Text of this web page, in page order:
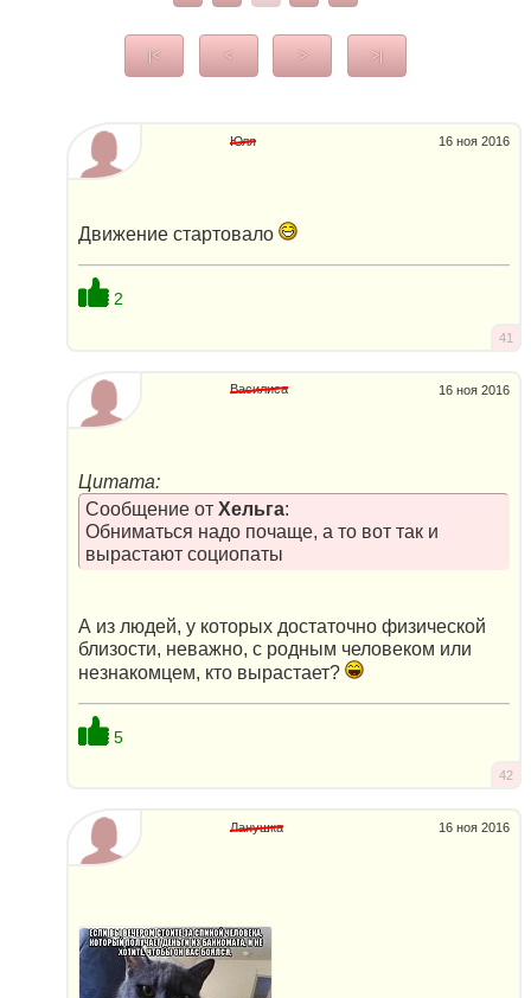
|< < > >|
16 ноя 2016
Юля
Движение стартовало
2
41
16 ноя 2016
Василиса
Цитата:
Сообщение от Хельга:
Обниматься надо почаще, а то вот так и
вырастают социопаты
А из людей, у которых достаточно физической
близости, неважно, с родным человеком или
незнакомцем, кто вырастает?
5
42
16 ноя 2016
Ланушка